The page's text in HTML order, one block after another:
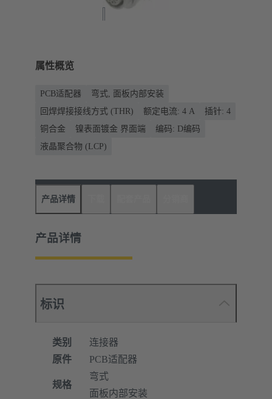
属性概览
PCB适配器
弯式, 面板内部安装
回焊焊接接线方式 (THR)
额定电流: ‌4 A
插针: 4
铜合金
镍表面镀金 界面端
编码: D编码
液晶聚合物 (LCP)
产品详情
产品详情
标识
类别
连接器
原件
PCB适配器
规格
弯式
面板内部安装